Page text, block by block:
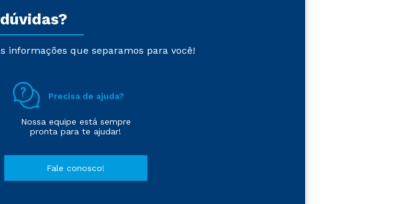
informações que separamos para você!
Precisa de ajuda?
Nossa equipe está sempre
pronta para te ajudar!
Fale conosco!